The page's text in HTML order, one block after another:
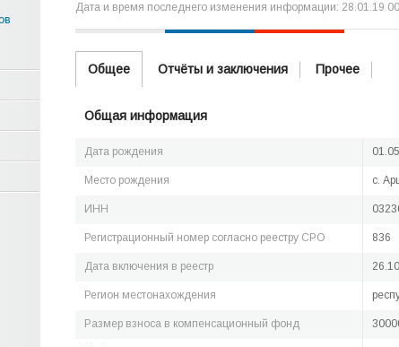
Дата и время последнего изменения информации: 28.01.19
Общее Отчёты и заключения Прочее
Общая информация
Дата рождения
Место рождения с.
ИНН
Регистрационный номер согласно реестру СРО 836
Дата включения в реестр
Регион местонахождения
Размер взноса в компенсационный фонд